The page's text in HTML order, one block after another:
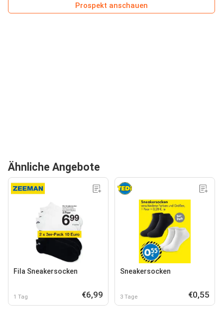
Prospekt anschauen
Ähnliche Angebote
Fila Sneakersocken
1 Tag €6,99
Sneakersocken
3 Tage €0,55